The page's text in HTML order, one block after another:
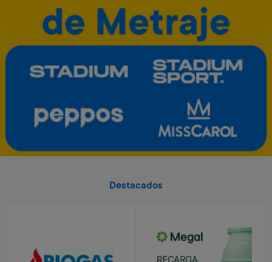
280 Metros + 4 x $90
640 Metros + 4 x $210
Pelota de basket n° 7
Diario secreto electrónico
Art. 1.129
Caloventilador horizontal
3.200 Metros
640 Metros + 4 x $210
Estufa de 4 cuarzos turbo
11.400 Metros
1.140 Metros + 6 x $500
Envío gratis
12.200 Metros
Envío gratis
Art. 5.551
Destacados